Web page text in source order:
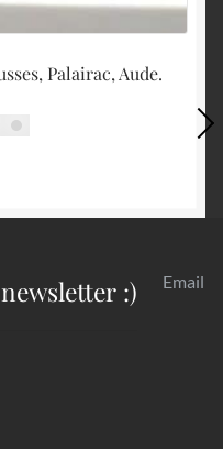
Palairac, Aude.
:) Email